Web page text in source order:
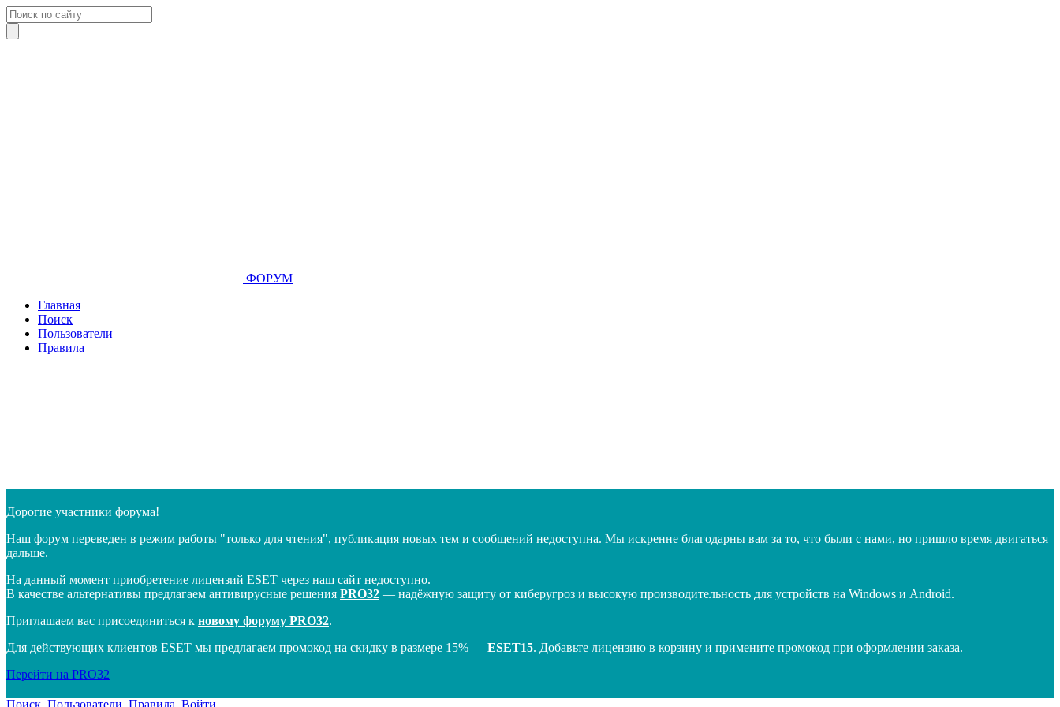
ФОРУМ
Главная
Поиск
Пользователи
Правила
Дорогие участники форума!
Наш форум переведен в режим работы "только для чтения", публикация новых тем и сообщений недоступна. Мы искренне благодарны вам за то, что были с нами, но пришло время двигаться
дальше.
На данный момент приобретение лицензий ESET через наш сайт недоступно.
В качестве альтернативы предлагаем антивирусные решения PRO32 — надёжную защиту от киберугроз и высокую производительность для устройств на Windows и Android.
Приглашаем вас присоединиться к новому форуму PRO32.
Для действующих клиентов ESET мы предлагаем промокод на скидку в размере 15% — ESET15. Добавьте лицензию в корзину и примените промокод при оформлении заказа.
Перейти на PRO32
Поиск Пользователи Правила Войти